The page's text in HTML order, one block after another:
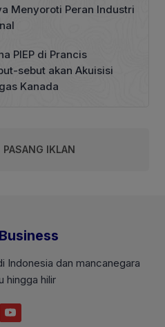
Menyoroti Peran Industri
PIEP di Prancis
sebut akan Akuisisi
Kanada
PASANG IKLAN
Indonesia dan mancanegara
hingga hilir